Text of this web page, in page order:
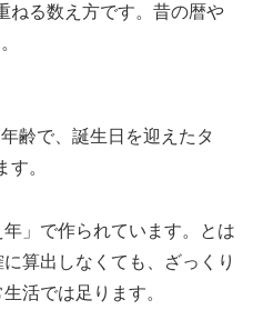
ねる数え方です。昔の暦や
齢で、誕生日を迎えたタ
。
」で作られています。とは
算出しなくても、ざっくり
活では足ります。